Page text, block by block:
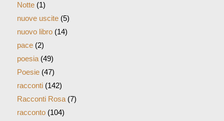
Notte(1)
nuove uscite(5)
nuovo libro(14)
pace(2)
poesia(49)
Poesie(47)
racconti(142)
Racconti Rosa(7)
racconto(104)